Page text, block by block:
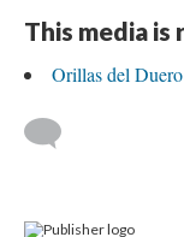
This media
Orillas del